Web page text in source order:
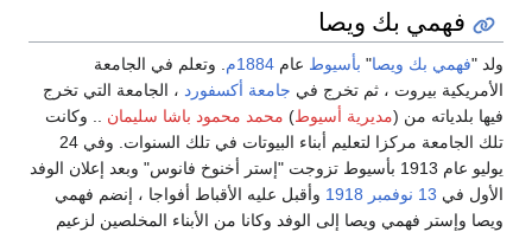
فهمي بك ويصا
ولد "فهمي بك ويصا" بأسيوط عام 1884م
. وتعلم في الجامعة
الأمريكية بيروت ، ثم تخرج في جامعة أكسفورد ، الجامعة التي تخرج
فيها بلدياته من (مديرية أسيوط) محمد محمود باشا سليمان .. وكانت
تلك الجامعة مركزا لتعليم أبناء البيوتات في تلك السنوات. وفي 24
يوليو عام 1913 بأسيوط تزوجت "إستر أخنوخ فانوس" وبعد إعلان الوفد
الأول في 13 نوفمبر 1918 وأقبل عليه الأقباط أفواجا ، إنضم فهمي
ويصا وإستر فهمي ويصا إلى الوفد وكانا من الأبناء المخلصين لزعيم